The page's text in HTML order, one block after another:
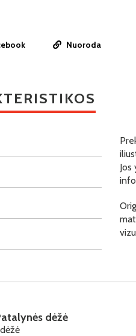
Nuoroda
dėžė
dėžė